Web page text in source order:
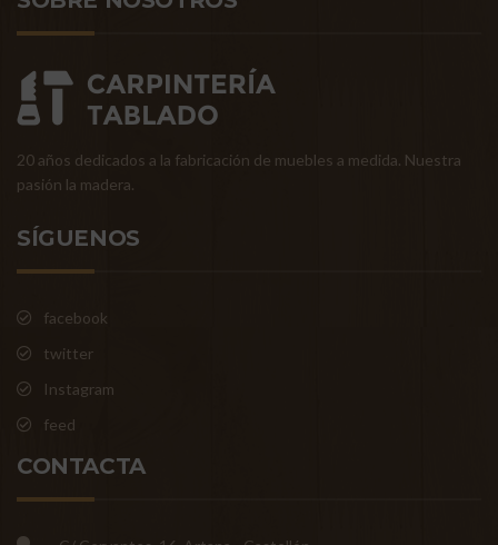
20 años dedicados a la fabricación de muebles a medida. Nuestra
pasión la madera.
SÍGUENOS
facebook
twitter
Instagram
feed
CONTACTA